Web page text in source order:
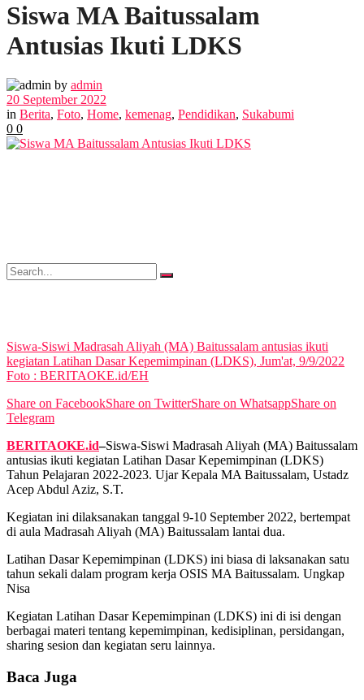
POLITIK
OPINI
View All Result
Siswa MA Baitussalam
Antusias Ikuti LDKS
by admin
20 September 2022
in Berita, Foto, Home, kemenag, Pendidikan, Sukabumi
0 0
Siswa-Siswi Madrasah Aliyah (MA) Baitussalam antusias ikuti
kegiatan Latihan Dasar Kepemimpinan (LDKS), Jum'at, 9/9/2022
Foto : BERITAOKE.id/EH
Share on FacebookShare on TwitterShare on WhatsappShare on
Telegram
BERITAOKE.id–Siswa-Siswi Madrasah Aliyah (MA) Baitussalam
antusias ikuti kegiatan Latihan Dasar Kepemimpinan (LDKS)
Tahun Pelajaran 2022-2023. Ujar Kepala MA Baitussalam, Ustadz
Acep Abdul Aziz, S.T.
Kegiatan ini dilaksanakan tanggal 9-10 September 2022, bertempat
di aula Madrasah Aliyah (MA) Baitussalam lantai dua.
Latihan Dasar Kepemimpinan (LDKS) ini biasa di laksanakan satu
tahun sekali dalam program kerja OSIS MA Baitussalam. Ungkap
Nisa
Kegiatan Latihan Dasar Kepemimpinan (LDKS) ini di isi dengan
berbagai materi tentang kepemimpinan, kedisiplinan, persidangan,
sharing sesion dan kegiatan seru lainnya.
Baca Juga